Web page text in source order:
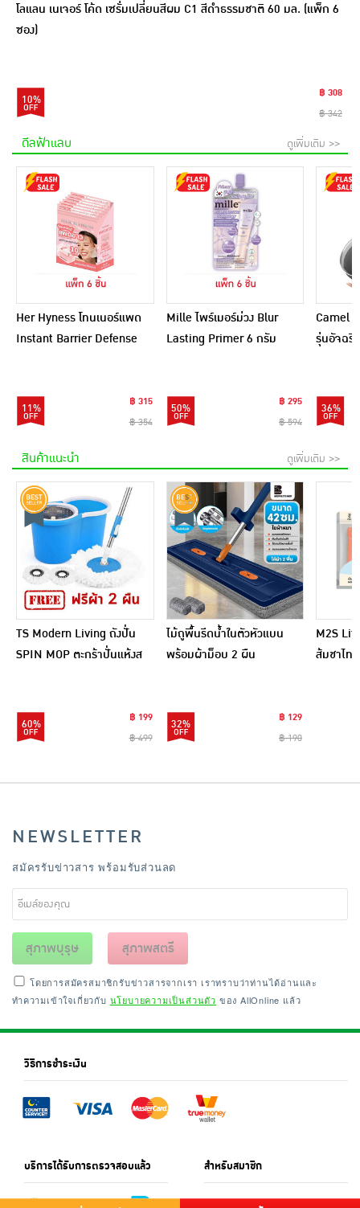
โลแลน เนเจอร์ โค้ด เซรั่มเปลี่ยนสีผม C1 สีดําธรรมชาติ 60 มล. (แพ็ก 6
ซอง)
10%
฿ 308
฿ 342
ดีลฟ้าแลบ ดูเพิ่มเติม >>
Her Hyness โทนเนอร์แพด
Instant Barrier Defense
11%
฿ 315
฿ 354
Mille ไพร์เมอร์ม่วง Blur
Lasting Primer 6 กรัม
50%
฿ 295
฿ 594
Camel
รุ่นอัจฉริ
36%
สินค้าแนะนำ ดูเพิ่มเติม >>
TS Modern Living ถังปั่น
SPIN MOP ตะกร้าปั่นแห้งส
60%
฿ 199
฿ 499
ไม้ถูพื้นรีดน้ำในตัวหัวแบน
พร้อมผ้าม็อบ 2 ผืน
32%
฿ 129
฿ 190
M2S
ส้มชาไท
NEWSLETTER
สมัครรับข่าวสาร พร้อมรับส่วนลด
สุภาพบุรุษ สุภาพสตรี
โดยการสมัครสมาชิกรับข่าวสารจากเรา เราทราบว่าท่านได้อ่านและ
ทำความเข้าใจเกี่ยวกับ นโยบายความเป็นส่วนตัว ของ AllOnline แล้ว
วิธีการชำระเงิน
บริการได้รับการตรวจสอบแล้ว สำหรับสมาชิก